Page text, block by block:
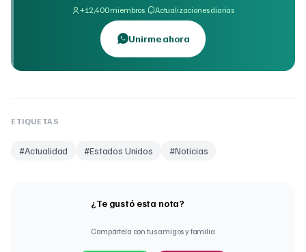
+12,400 miembros· Actualizaciones diarias
Unirme ahora
ETIQUETAS
#Actualidad #Estados Unidos #Noticias
¿Te gustó esta nota?
Compártela con tus amigos y familia